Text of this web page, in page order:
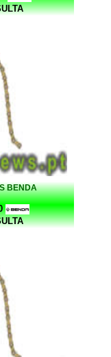
BENDA